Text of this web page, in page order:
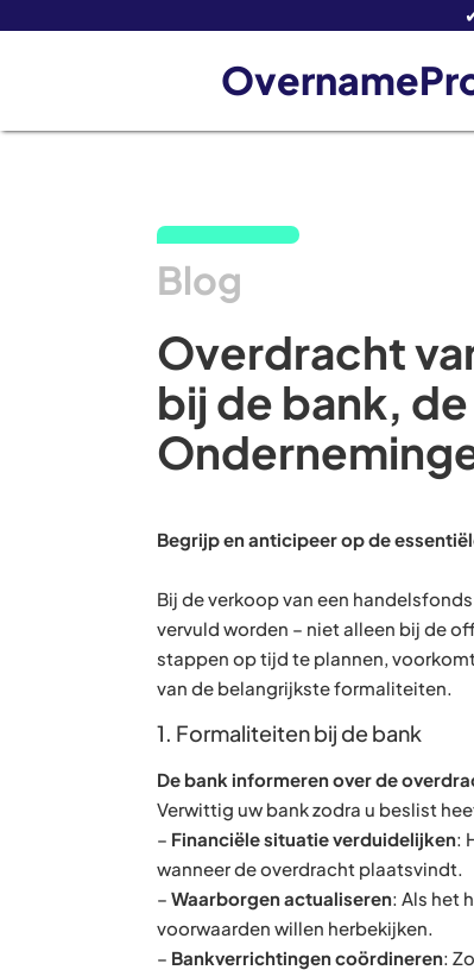
Blog
Overdracht
bij de bank,
Begrijp en anticipeer op de
Bij de verkoop van een
vervuld worden – niet alleen bij de
stappen op tijd te plannen,
van de belangrijkste formaliteiten.
1. Formaliteiten bij de bank
De bank informeren over de
Verwittig uw bank zodra u beslist
– Financiële situatie verduidelijken:
wanneer de overdracht plaatsvindt.
– Waarborgen actualiseren: Als het
voorwaarden willen herbekijken.
– Bankverrichtingen coördineren: